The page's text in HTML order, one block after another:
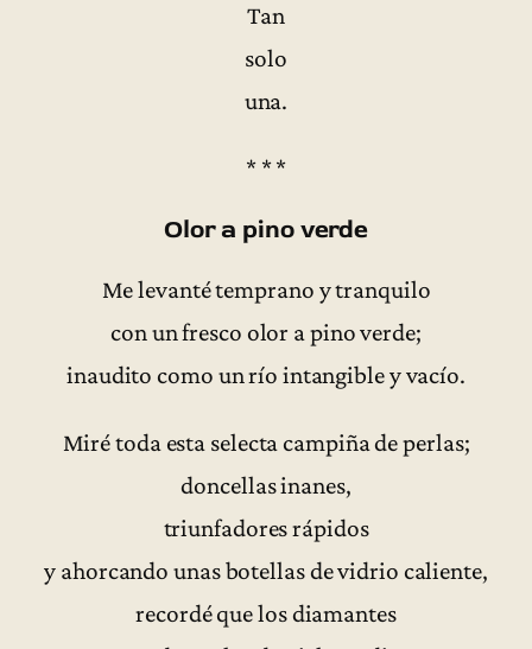
Tan
solo
una.
* * *
Olor a pino verde
Me levanté temprano y tranquilo
con un fresco olor a pino verde;
inaudito como un río intangible y vacío.
Miré toda esta selecta campiña de perlas;
doncellas inanes,
triunfadores rápidos
y ahorcando unas botellas de vidrio caliente,
recordé que los diamantes